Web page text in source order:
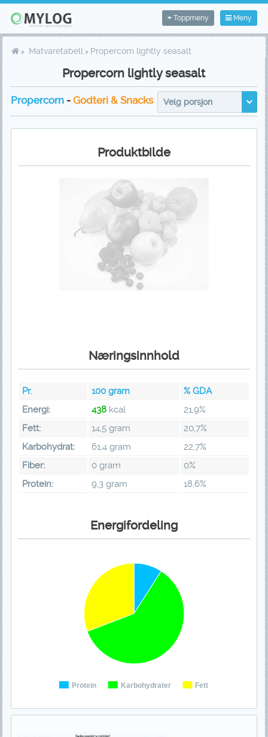
Meny
Toppmeny
Matvaretabell Propercorn lightly seasalt
Propercorn lightly seasalt
Propercorn- Godteri & Snacks Velg porsjon
Produktbilde
Næringsinnhold
Pr. 100gram
% GDA
Energi:
438kcal
21,9%
Fett:
14,5 gram
20,7%
Karbohydrat:
61,4 gram
22,7%
Fiber:
0 gram
0%
Protein:
9,3 gram 18,6%
Energifordeling
Protein Karbohydrater Fett